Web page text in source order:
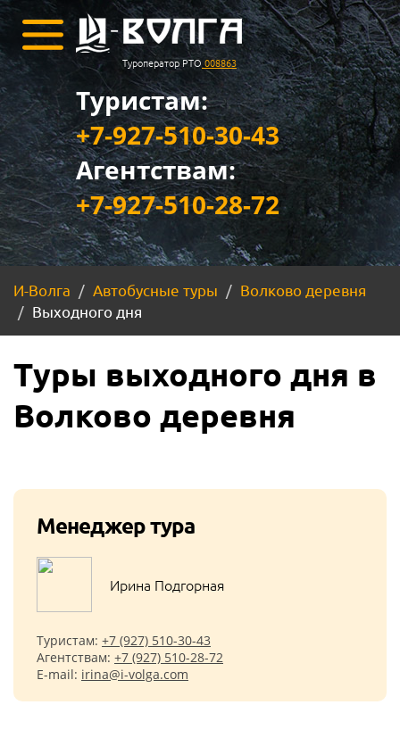
Туроператор РТО 008863
Туристам:
+7-927-510-30-43
Агентствам:
+7-927-510-28-72
И-Волга Автобусные туры
Волково деревня
Выходного дня
Туры выходного дня в
Волково деревня
Менеджер тура
Ирина Подгорная
Туристам: +7 (927) 510-30-43
Агентствам: +7 (927) 510-28-72
E-mail: irina@i-volga.com